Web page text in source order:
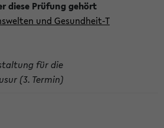
und Gesundheit-T
für die
(3. Termin)